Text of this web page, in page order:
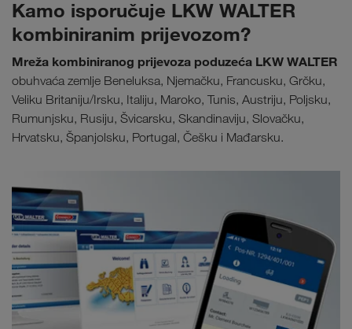
Kamo isporučuje LKW WALTER
kombiniranim prijevozom?
Mreža kombiniranog prijevoza poduzeća LKW WALTER
obuhvaća zemlje Beneluksa, Njemačku, Francusku, Grčku,
Veliku Britaniju/Irsku, Italiju, Maroko, Tunis, Austriju, Poljsku,
Rumunjsku, Rusiju, Švicarsku, Skandinaviju, Slovačku,
Hrvatsku, Španjolsku, Portugal, Češku i Mađarsku.